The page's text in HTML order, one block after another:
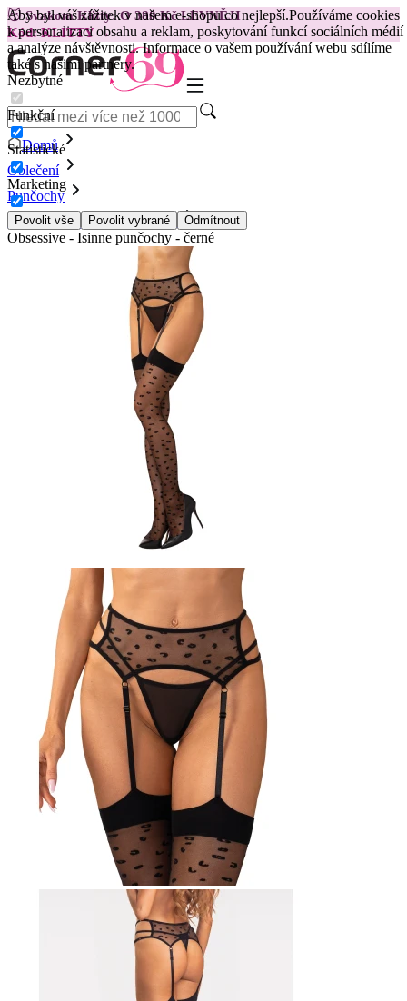
Aby byl váš zážitek v našem e-shopu co nejlepší.Používáme cookies
k personalizaci obsahu a reklam, poskytování funkcí sociálních médií
a analýze návštěvnosti. Informace o vašem používání webu sdílíme
také s našimi partnery.
Nezbytné
Funkční
Statistické
Marketing
Povolit vše Povolit vybrané Odmítnout
😽Svakom Klitty: O 380 Kč LEVNĚJI
Kód: KLITTY →
Domů
Oblečení
Punčochy
Podvazky a podvazkové pásy
Obsessive - Isinne punčochy - černé